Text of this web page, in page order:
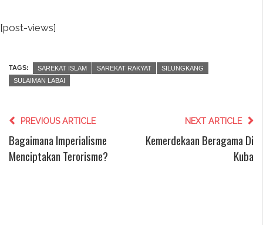
[post-views]
TAGS: SAREKAT ISLAM SAREKAT RAKYAT
SILUNGKANG
SULAIMAN LABAI
PREVIOUS ARTICLE
Bagaimana Imperialisme
Menciptakan Terorisme?
NEXT ARTICLE
Kemerdekaan Beragama Di
Kuba